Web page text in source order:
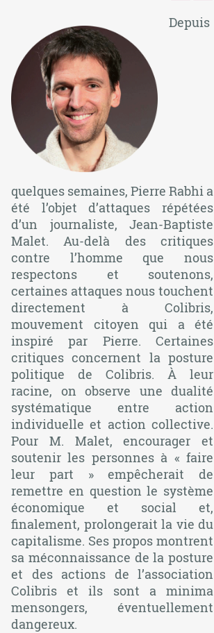
Depuis
quelques semaines, Pierre Rabhi a
été l’objet d’attaques répétées
d’un journaliste, Jean-Baptiste
Malet. Au-delà des critiques
contre l’homme que nous
respectons et soutenons,
certaines attaques nous touchent
directement à Colibris,
mouvement citoyen qui a été
inspiré par Pierre. Certaines
critiques concernent la posture
politique de Colibris. À leur
racine, on observe une dualité
systématique entre action
individuelle et action collective.
Pour M. Malet, encourager et
soutenir les personnes à « faire
leur part » empêcherait de
remettre en question le système
économique et social et,
finalement, prolongerait la vie du
capitalisme. Ses propos montrent
sa méconnaissance de la posture
et des actions de l’association
Colibris et ils sont a minima
mensongers, éventuellement
dangereux.